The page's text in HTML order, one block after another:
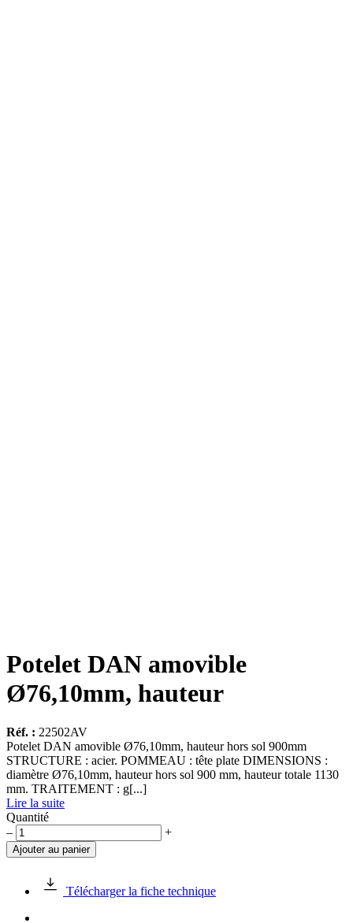
Potelet DAN amovible
Ø76,10mm, hauteur
Réf. : 22502AV
Potelet DAN amovible Ø76,10mm, hauteur hors sol 900mm
STRUCTURE : acier. POMMEAU : tête plate DIMENSIONS :
diamètre Ø76,10mm, hauteur hors sol 900 mm, hauteur totale 1130
mm. TRAITEMENT : g[...]
Lire la suite
Quantité
quantité
de
Potelet
amovible
Ø76,10mm,
hauteur
– +
Ajouter au panier
Télécharger la fiche technique